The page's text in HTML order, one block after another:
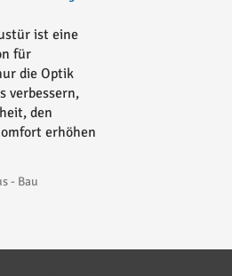
ist eine
für
die Optik
verbessern,
den
erhöhen
- Bau